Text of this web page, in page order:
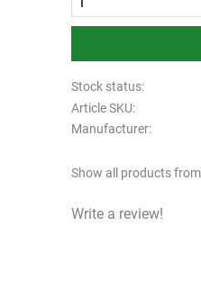
Stock status
Article SKU
Manufacturer
Show all products
Write a review!